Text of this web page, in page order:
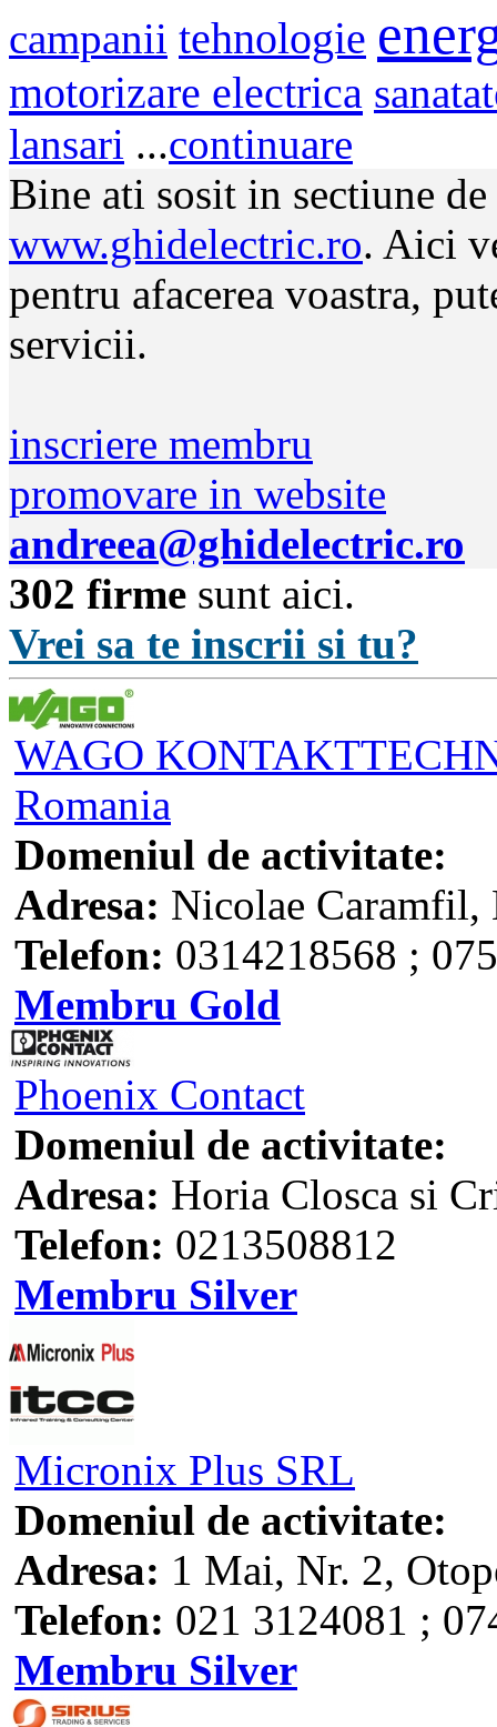
campanii tehnologie
motorizare electrica
lansari ...continuare
Bine ati sosit in sectiune
www.ghidelectric.ro. Aici
pentru afacerea voastra,
servicii.
inscriere membru
promovare in website
andreea@ghidelectric.ro
302 firme sunt aici.
Vrei sa te inscrii si tu?
WAGO
Romania
Domeniul de activitate:
Adresa: Nicolae Caramfil,
Telefon: 0314218568 ;
Membru Gold
Phoenix Contact
Domeniul de activitate:
Adresa: Horia Closca si
Telefon: 0213508812
Membru Silver
Micronix Plus SRL
Domeniul de activitate:
Adresa: 1 Mai, Nr. 2,
Telefon: 021 3124081 ;
Membru Silver